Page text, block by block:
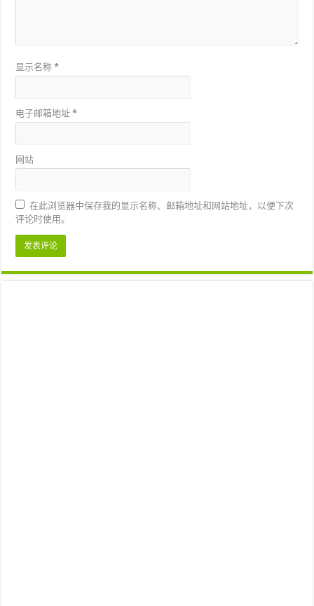
显示名称*
电子邮箱地址*
网站
在此浏览器中保存我的显示名称、邮箱地址和网站地址，以便下次
评论时使用。